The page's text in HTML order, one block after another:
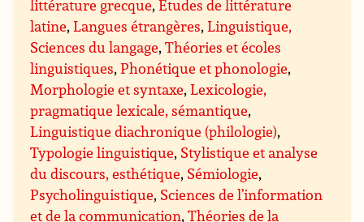
littérature grecque,Études de littérature
latine,Langues étrangères,Linguistique,
Sciences du langage,Théories et écoles
linguistiques,Phonétique et phonologie,
Morphologie et syntaxe,Lexicologie,
pragmatique lexicale, sémantique,
Linguistique diachronique (philologie),
Typologie linguistique, Stylistique et analyse
du discours, esthétique, Sémiologie,
Psycholinguistique, Sciences de l’information
et de la communication,Théories de la